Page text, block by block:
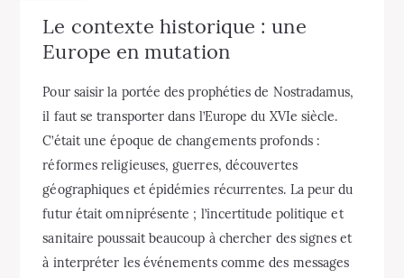
Le contexte historique : une
Europe en mutation
Pour saisir la portée des prophéties de Nostradamus,
il faut se transporter dans l’Europe du XVIe siècle.
C’était une époque de changements profonds :
réformes religieuses, guerres, découvertes
géographiques et épidémies récurrentes. La peur du
futur était omniprésente ; l’incertitude politique et
sanitaire poussait beaucoup à chercher des signes et
à interpréter les événements comme des messages